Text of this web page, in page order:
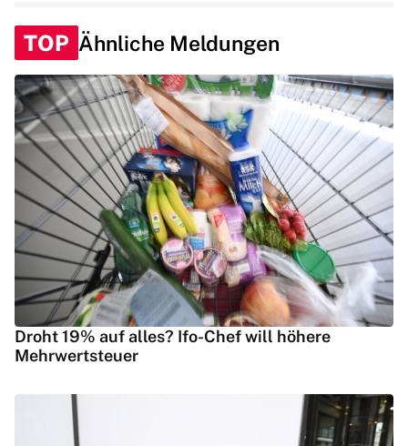
TOP Ähnliche Meldungen
Droht 19% auf alles? Ifo-Chef will höhere
Mehrwertsteuer